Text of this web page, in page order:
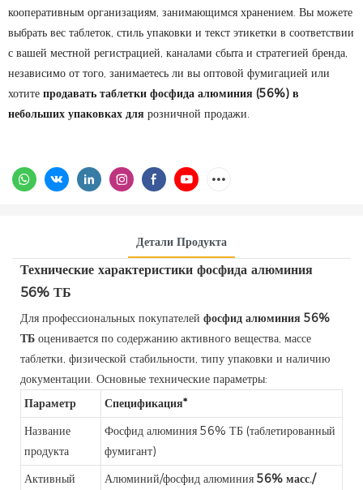
кооперативным организациям, занимающимся хранением. Вы можете
выбрать вес таблеток, стиль упаковки и текст этикетки в соответствии
с вашей местной регистрацией, каналами сбыта и стратегией бренда,
независимо от того, занимаетесь ли вы оптовой фумигацией или
хотите продавать таблетки фосфида алюминия (56%) в
небольших упаковках для розничной продажи.
Детали Продукта
Технические характеристики фосфида алюминия
56% ТБ
Для профессиональных покупателей фосфид алюминия 56%
ТБ оценивается по содержанию активного вещества, массе
таблетки, физической стабильности, типу упаковки и наличию
документации. Основные технические параметры:
Параметр
Спецификация*
Название
продукта
Фосфид алюминия 56% ТБ (таблетированный
фумигант)
Активный
Алюминий/фосфид алюминия 56% масс./